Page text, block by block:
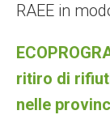
RAEE in
ritiro di
nelle